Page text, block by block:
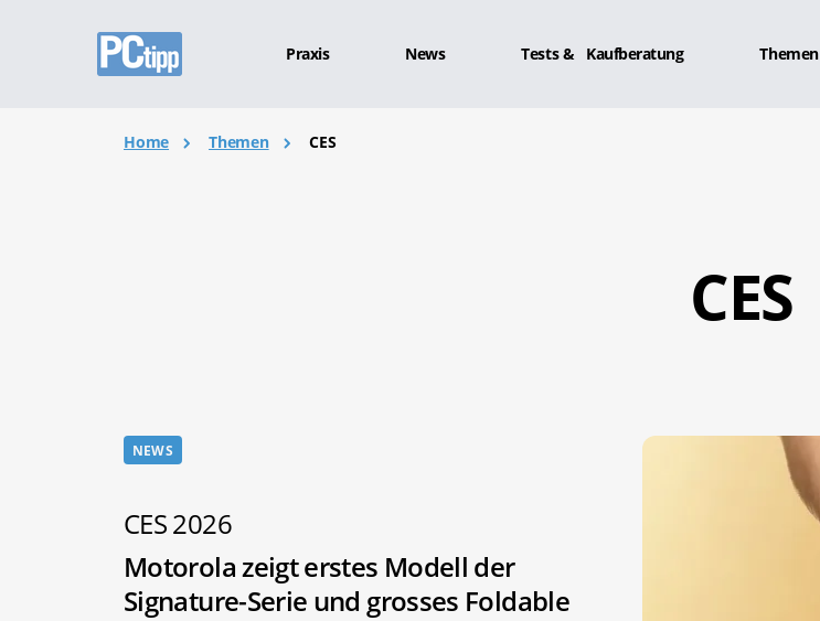
Praxis News Tests & Kaufberatung Themen
Home Themen CES
CES
NEWS
CES 2026
Motorola zeigt erstes Modell der
Signature-Serie und grosses Foldable